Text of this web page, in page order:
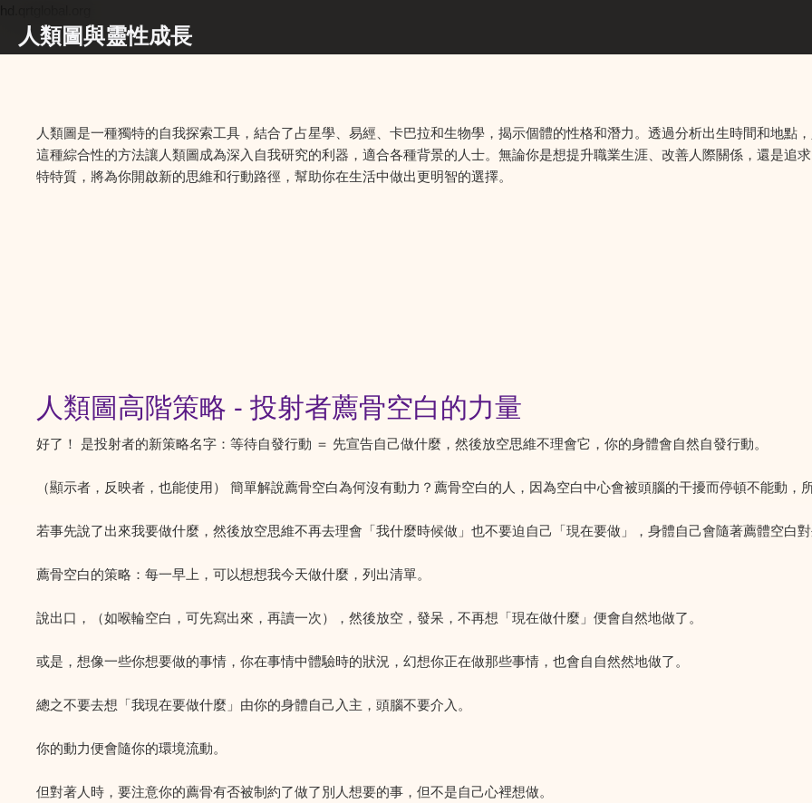
人類圖與靈性成長
人類圖是一種獨特的自我探索工具，結合了占星學、易經、卡巴拉和生物學，揭示個體的性格和潛力。透過分析出生時間和地點
這種綜合性的方法讓人類圖成為深入自我研究的利器，適合各種背景的人士。無論你是想提升職業生涯、改善人際關係，還是追
特特質，將為你開啟新的思維和行動路徑，幫助你在生活中做出更明智的選擇。
人類圖高階策略 - 投射者薦骨空白的力量
好了！ 是投射者的新策略名字：等待自發行動 ＝ 先宣告自己做什麼，然後放空思維不理會它，你的身體會自然自發行動。
（顯示者，反映者，也能使用） 簡單解說薦骨空白為何沒有動力？薦骨空白的人，因為空白中心會被頭腦的干擾而停頓不能動
若事先說了出來我要做什麼，然後放空思維不再去理會「我什麼時候做」也不要迫自己「現在要做」，身體自己會隨著薦體空白
薦骨空白的策略：每一早上，可以想想我今天做什麼，列出清單。
說出口，（如喉輪空白，可先寫出來，再讀一次），然後放空，發呆，不再想「現在做什麼」便會自然地做了。
或是，想像一些你想要做的事情，你在事情中體驗時的狀況，幻想你正在做那些事情，也會自自然然地做了。
總之不要去想「我現在要做什麼」由你的身體自己入主，頭腦不要介入。
你的動力便會隨你的環境流動。
但對著人時，要注意你的薦骨有否被制約了做了別人想要的事，但不是自己心裡想做。